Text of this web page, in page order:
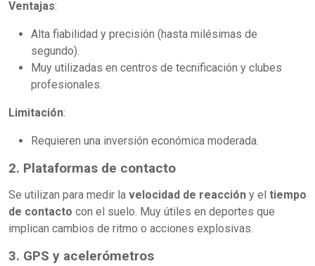
Ventajas:
Alta fiabilidad y precisión (hasta milésimas de
segundo).
Muy utilizadas en centros de tecnificación y clubes
profesionales.
Limitación:
Requieren una inversión económica moderada.
2. Plataformas de contacto
Se utilizan para medir la velocidad de reacción y el tiempo
de contacto con el suelo. Muy útiles en deportes que
implican cambios de ritmo o acciones explosivas.
3. GPS y acelerómetros